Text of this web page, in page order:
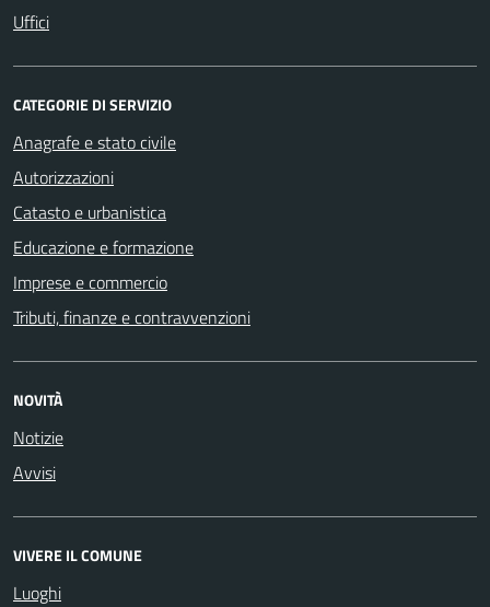
Uffici
CATEGORIE DI SERVIZIO
Anagrafe e stato civile
Autorizzazioni
Catasto e urbanistica
Educazione e formazione
Imprese e commercio
Tributi, finanze e contravvenzioni
NOVITÀ
Notizie
Avvisi
VIVERE IL COMUNE
Luoghi